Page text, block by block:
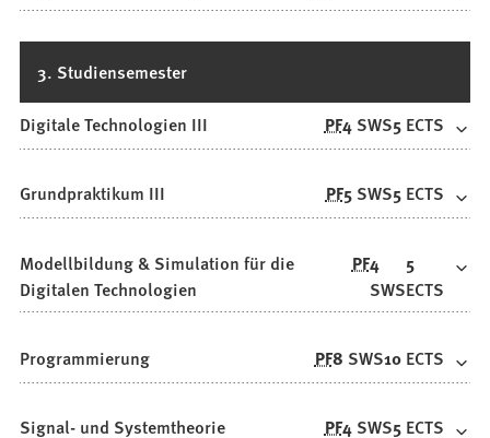
3. Studiensemester
Digitale Technologien III PF4 SWS5 ECTS
Grundpraktikum III PF5 SWS5 ECTS
Modellbildung & Simulation für die
Digitalen Technologien
PF4
SWS
5
ECTS
Programmierung PF8 SWS10 ECTS
Signal- und Systemtheorie PF4 SWS5 ECTS